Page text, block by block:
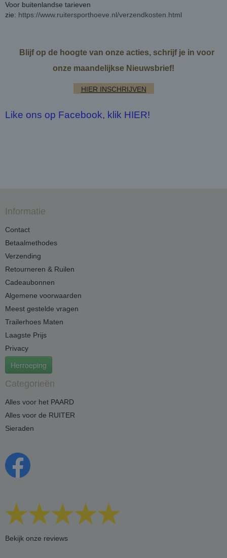
Voor buitenlandse tarieven
zie: https://www.ruitersporthoeve.nl/verzendkosten.html
Blijf op de hoogte van onze acties, schrijf je in voor
onze maandelijkse Nieuwsbrief!
HIER INSCHRIJVEN
Like ons op Facebook, klik HIER!
Informatie
Contact
Betaalmethodes
Verzending
Retourneren & Ruilen
Cadeaubonnen
Algemene voorwaarden
Meest gestelde vragen
Trailerhoes Maten
Laagste Prijs
Privacy
Herroeping
Categorieën
Alles voor het PAARD
Alles voor de RUITER
Sieraden
Bekijk onze reviews